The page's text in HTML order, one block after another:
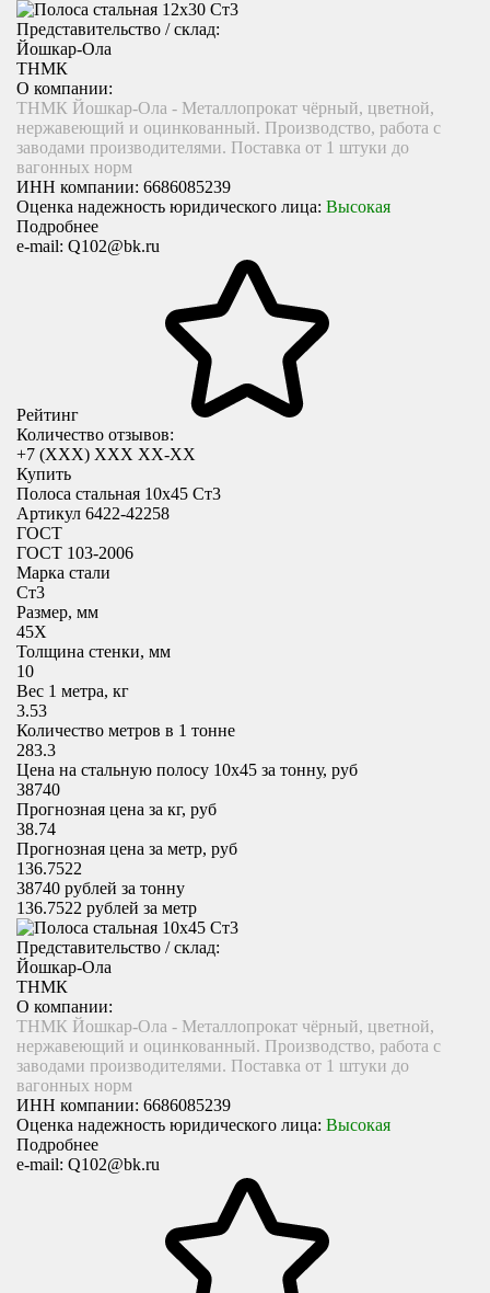
Представительство / склад:
Йошкар-Ола
ТНМК
О компании:
ТНМК Йошкар-Ола - Металлопрокат чёрный, цветной,
нержавеющий и оцинкованный. Производство, работа с
заводами производителями. Поставка от 1 штуки до
вагонных норм
ИНН компании: 6686085239
Оценка надежность юридического лица: Высокая
Подробнее
e-mail: Q102@bk.ru
Рейтинг
Количество отзывов:
+7 (XXX) ХХХ ХХ-ХХ
Купить
Полоса стальная 10х45 Ст3
Артикул 6422-42258
ГОСТ
ГОСТ 103-2006
Марка стали
Ст3
Размер, мм
45X
Толщина стенки, мм
10
Вес 1 метра, кг
3.53
Количество метров в 1 тонне
283.3
Цена на стальную полосу 10х45 за тонну, руб
38740
Прогнозная цена за кг, руб
38.74
Прогнозная цена за метр, руб
136.7522
38740 рублей за тонну
136.7522 рублей за метр
Представительство / склад:
Йошкар-Ола
ТНМК
О компании:
ТНМК Йошкар-Ола - Металлопрокат чёрный, цветной,
нержавеющий и оцинкованный. Производство, работа с
заводами производителями. Поставка от 1 штуки до
вагонных норм
ИНН компании: 6686085239
Оценка надежность юридического лица: Высокая
Подробнее
e-mail: Q102@bk.ru